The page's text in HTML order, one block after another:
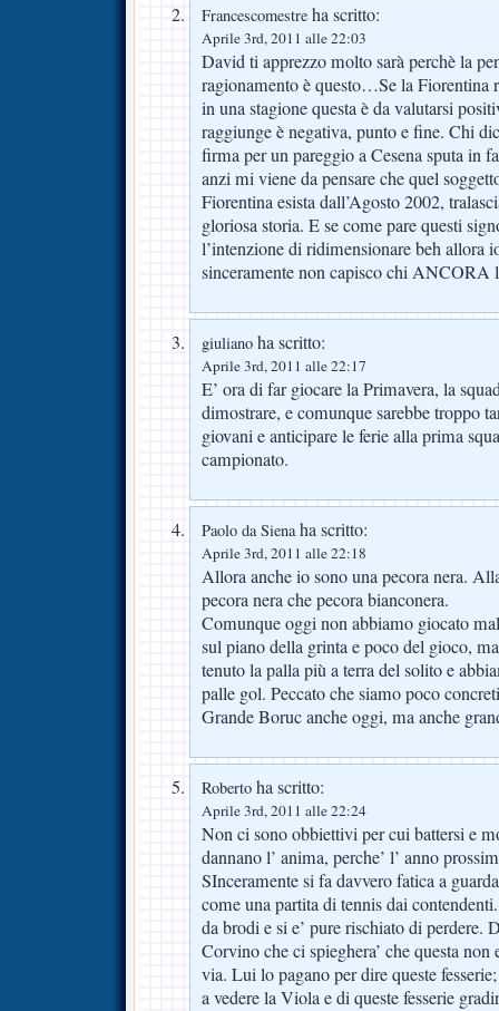
Francescomestre ha scritto:
Aprile 3rd, 2011 alle 22:03
David ti apprezzo molto sarà perchè la
ragionamento è questo…Se la Fiorentina
in una stagione questa è da valutarsi
raggiunge è negativa, punto e fine. Chi
firma per un pareggio a Cesena sputa in
anzi mi viene da pensare che quel
Fiorentina esista dall’Agosto 2002,
gloriosa storia. E se come pare questi
l’intenzione di ridimensionare beh allora
sinceramente non capisco chi ANCORA
giuliano ha scritto:
Aprile 3rd, 2011 alle 22:17
E’ ora di far giocare la Primavera, la
dimostrare, e comunque sarebbe troppo
giovani e anticipare le ferie alla prima
campionato.
Paolo da Sienaha scritto:
Aprile 3rd, 2011 alle 22:18
Allora anche io sono una pecora nera.
pecora nera che pecora bianconera.
Comunque oggi non abbiamo giocato
sul piano della grinta e poco del gioco,
tenuto la palla più a terra del solito e
palle gol. Peccato che siamo poco
Grande Boruc anche oggi, ma anche
Roberto ha scritto:
Aprile 3rd, 2011 alle 22:24
Non ci sono obbiettivi per cui battersi e
dannano l’ anima, perche’ l’ anno
SInceramente si fa davvero fatica a
come una partita di tennis dai
da brodi e si e’ pure rischiato di perdere.
Corvino che ci spieghera’ che questa non
via. Lui lo pagano per dire queste
a vedere la Viola e di queste fesserie